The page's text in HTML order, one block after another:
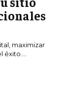
maximizar